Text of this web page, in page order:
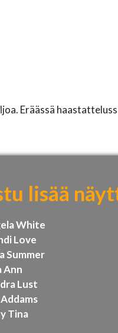
Eräässä
lisää
White
Love
Summer
Ann
Lust
Tina